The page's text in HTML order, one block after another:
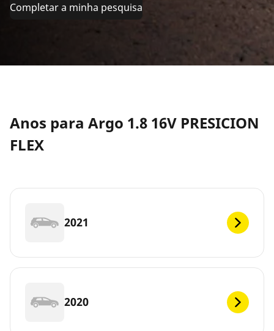
Completar a minha pesquisa
Anos para Argo 1.8 16V PRESICION
FLEX
2021
2020